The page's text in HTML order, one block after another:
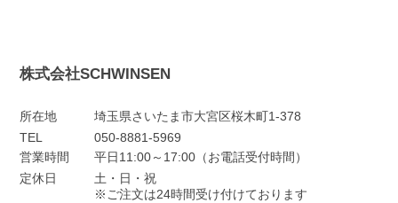
株式会社SCHWINSEN
所在地
埼玉県さいたま市大宮区桜木町1-378
TEL
050-8881-5969
営業時間
平日11:00～17:00（お電話受付時間）
定休日
土・日・祝
※ご注文は24時間受け付けております